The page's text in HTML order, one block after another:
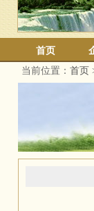
首页
当前位置： 首页